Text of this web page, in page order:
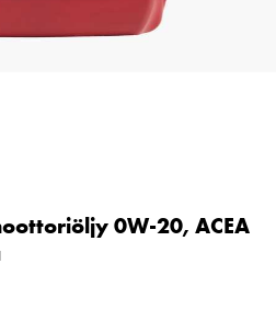
0W-20, ACEA